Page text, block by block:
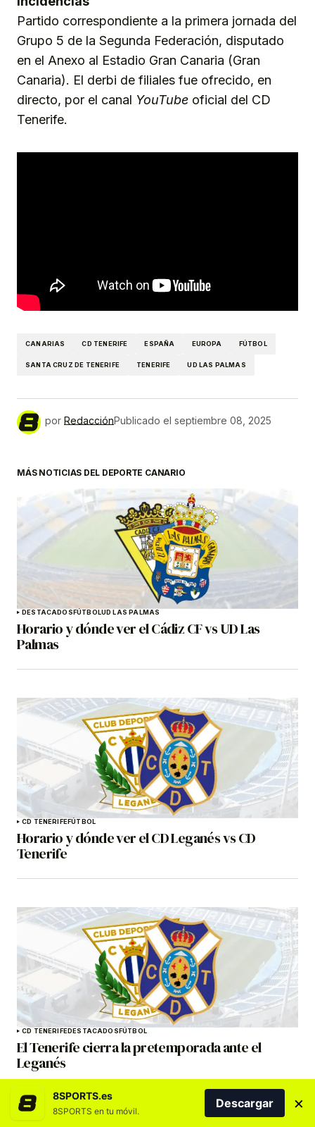
Partido correspondiente a la primera jornada del
Grupo 5 de la Segunda Federación, disputado
en el Anexo al Estadio Gran Canaria (Gran
Canaria). El derbi de filiales fue ofrecido, en
directo, por el canal YouTube oficial del CD
Tenerife.
CANARIAS CD TENERIFE ESPAÑA EUROPA FÚTBOL
SANTA CRUZ DE TENERIFE TENERIFE UD LAS PALMAS
por RedacciónPublicado el septiembre 08, 2025
MÁS NOTICIAS DEL DEPORTE CANARIO
DESTACADOSFÚTBOLUD LAS PALMAS
Horario y dónde ver el Cádiz CF vs UD Las
Palmas
CD TENERIFEFÚTBOL
Horario y dónde ver el CD Leganés vs CD
Tenerife
CD TENERIFEDESTACADOSFÚTBOL
El Tenerife cierra la pretemporada ante el
Leganés
8SPORTS.es
8SPORTS en tu móvil.
Descargar ×